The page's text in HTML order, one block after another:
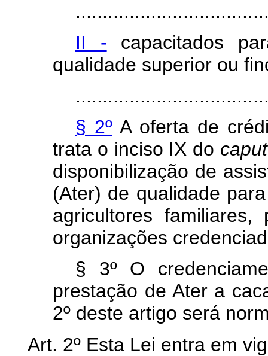
II - capacitados
qualidade superior ou
§ 2º A oferta de
trata o inciso IX do caput
disponibilização de
(Ater) de qualidade
agricultores
organizações
§ 3º O
prestação de Ater a
2º deste artigo será
Art. 2º Esta Lei entra em